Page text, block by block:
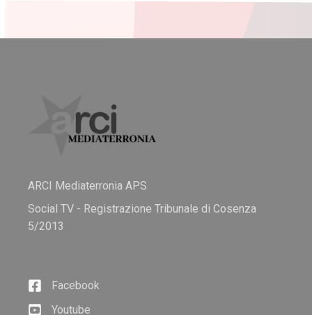
ARCI Mediaterronia APS
Social TV - Registrazione Tribunale di Cosenza
5/2013
Facebook
Youtube